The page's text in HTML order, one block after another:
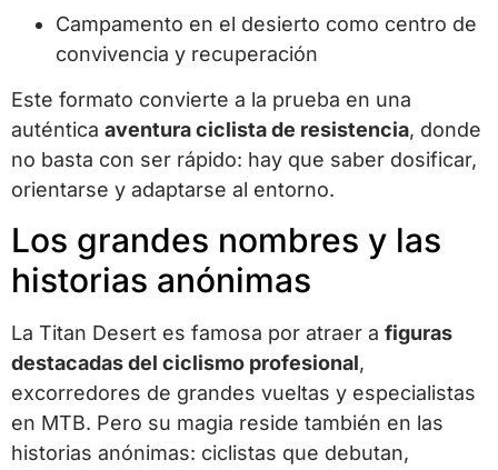
Campamento en el desierto como centro de
convivencia y recuperación
Este formato convierte a la prueba en una
auténtica aventura ciclista de resistencia, donde
no basta con ser rápido: hay que saber dosificar,
orientarse y adaptarse al entorno.
Los grandes nombres y las
historias anónimas
La Titan Desert es famosa por atraer a figuras
destacadas del ciclismo profesional,
excorredores de grandes vueltas y especialistas
en MTB. Pero su magia reside también en las
historias anónimas: ciclistas que debutan,